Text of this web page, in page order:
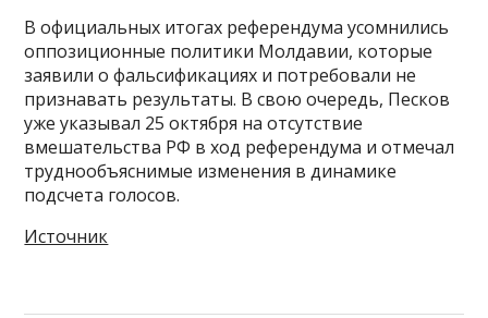
В официальных итогах референдума усомнились
оппозиционные политики Молдавии, которые
заявили о фальсификациях и потребовали не
признавать результаты. В свою очередь, Песков
уже указывал 25 октября на отсутствие
вмешательства РФ в ход референдума и отмечал
труднообъяснимые изменения в динамике
подсчета голосов.
Источник